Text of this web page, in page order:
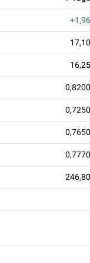
+1,96
17,10
16,25
0,8200
0,7250
0,7650
0,7770
246,80